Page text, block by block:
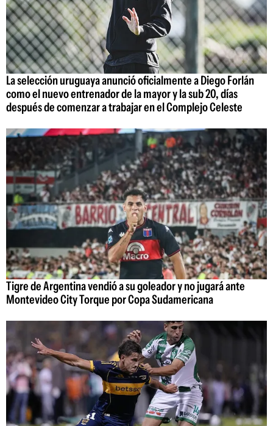
La selección uruguaya anunció oficialmente a Diego Forlán
como el nuevo entrenador de la mayor y la sub 20, días
después de comenzar a trabajar en el Complejo Celeste
Tigre de Argentina vendió a su goleador y no jugará ante
Montevideo City Torque por Copa Sudamericana